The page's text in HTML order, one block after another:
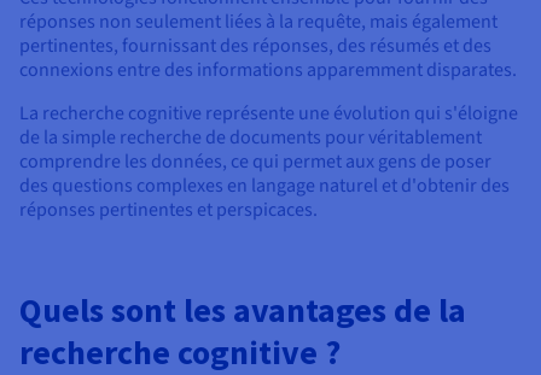
réponses non seulement liées à la requête, mais également
pertinentes, fournissant des réponses, des résumés et des
connexions entre des informations apparemment disparates.
La recherche cognitive représente une évolution qui s'éloigne
de la simple recherche de documents pour véritablement
comprendre les données, ce qui permet aux gens de poser
des questions complexes en langage naturel et d'obtenir des
réponses pertinentes et perspicaces.
Quels sont les avantages de la
recherche cognitive ?